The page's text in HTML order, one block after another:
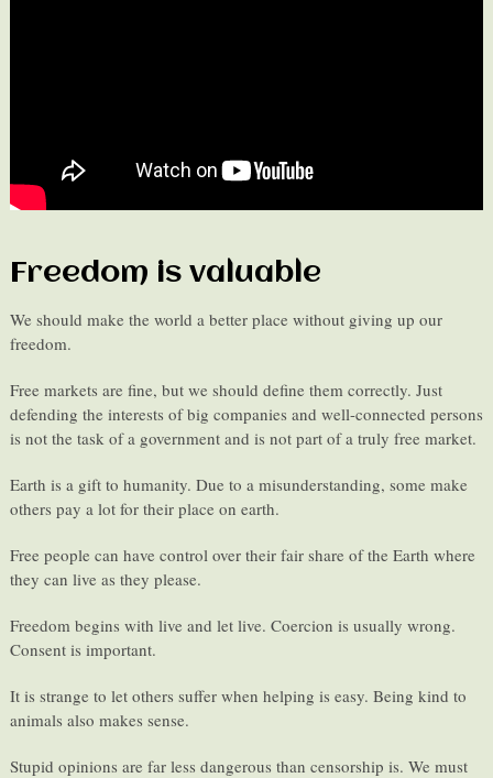
Freedom is valuable
We should make the world a better place without giving up our
freedom.
Free markets are fine, but we should define them correctly. Just
defending the interests of big companies and well-connected persons
is not the task of a government and is not part of a truly free market.
Earth is a gift to humanity. Due to a misunderstanding, some make
others pay a lot for their place on earth.
Free people can have control over their fair share of the Earth where
they can live as they please.
Freedom begins with live and let live. Coercion is usually wrong.
Consent is important.
It is strange to let others suffer when helping is easy. Being kind to
animals also makes sense.
Stupid opinions are far less dangerous than censorship is. We must